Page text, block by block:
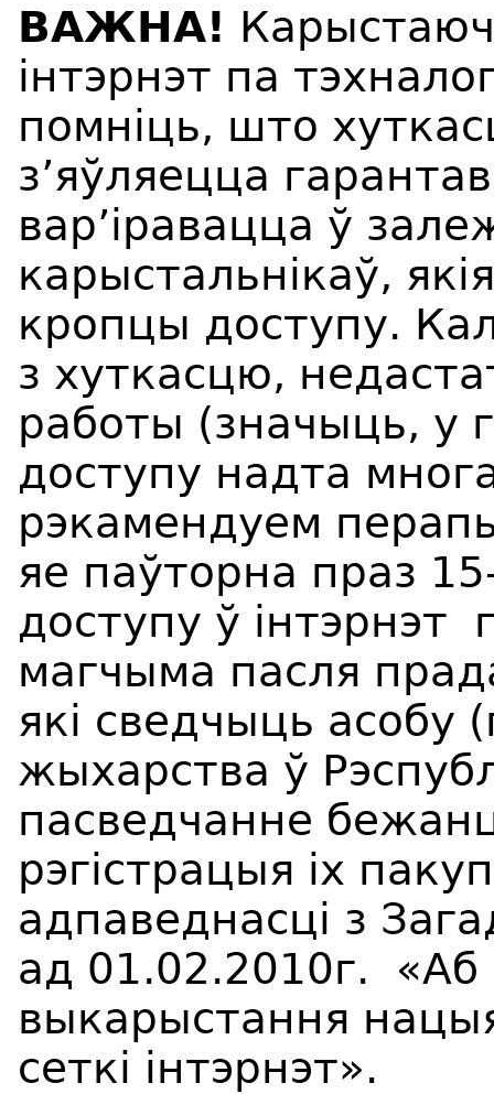
ВАЖНА!
інтэрнэт па
помніць, што
з’яўляецца
вар’іравацца ў
карыстальнікаў,
кропцы доступу.
з хуткасцю,
работы (значыць, у
доступу надта
рэкамендуем
яе паўторна праз
доступу ў інтэрнэт
магчыма пасля
які сведчыць асобу
жыхарства ў
пасведчанне
рэгістрацыя іх
адпаведнасці з
ад 01.02.2010г. «Аб
выкарыстання
сеткі інтэрнэт».